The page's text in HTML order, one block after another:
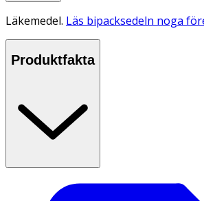
Läkemedel. Läs bipacksedeln noga
Produktfakta